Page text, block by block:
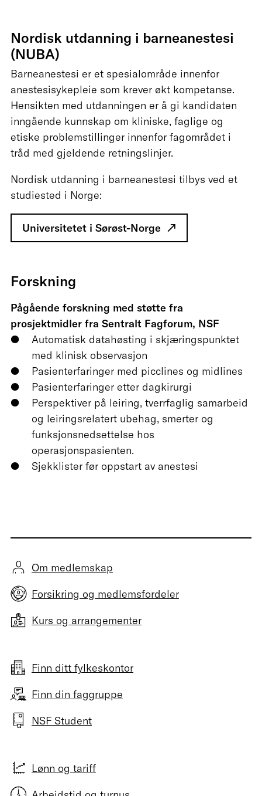
Nordisk utdanning i barneanestesi
(NUBA)
Barneanestesi er et spesialområde innenfor
anestesisykepleie som krever økt kompetanse.
Hensikten med utdanningen er å gi kandidaten
inngående kunnskap om kliniske, faglige og
etiske problemstillinger innenfor fagområdet i
tråd med gjeldende retningslinjer.
Nordisk utdanning i barneanestesi tilbys ved et
studiested i Norge:
Universitetet i Sørøst-Norge
Forskning
Pågående forskning med støtte fra
prosjektmidler fra Sentralt Fagforum, NSF
Automatisk datahøsting i skjæringspunktet
med klinisk observasjon
Pasienterfaringer med picclines og midlines
Pasienterfaringer etter dagkirurgi
Perspektiver på leiring, tverrfaglig samarbeid
og leiringsrelatert ubehag, smerter og
funksjonsnedsettelse hos
operasjonspasienten.
Sjekklister før oppstart av anestesi
Om medlemskap
Forsikring og medlemsfordeler
Kurs og arrangementer
Finn ditt fylkeskontor
Finn din faggruppe
NSF Student
Lønn og tariff